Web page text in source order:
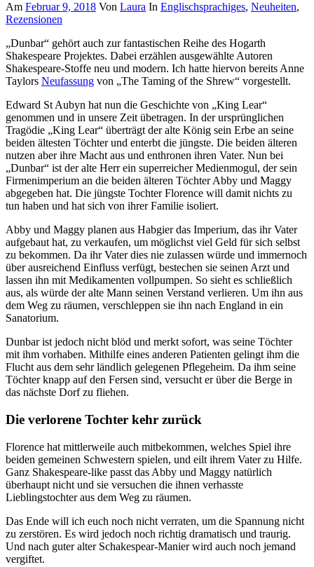
Am Februar 9, 2018 Von Laura In Englischsprachiges, Neuheiten,
Rezensionen
„Dunbar“ gehört auch zur fantastischen Reihe des Hogarth
Shakespeare Projektes. Dabei erzählen ausgewählte Autoren
Shakespeare-Stoffe neu und modern. Ich hatte hiervon bereits Anne
Taylors Neufassung von „The Taming of the Shrew“ vorgestellt.
Edward St Aubyn hat nun die Geschichte von „King Lear“
genommen und in unsere Zeit übetragen. In der ursprünglichen
Tragödie „King Lear“ überträgt der alte König sein Erbe an seine
beiden ältesten Töchter und enterbt die jüngste. Die beiden älteren
nutzen aber ihre Macht aus und enthronen ihren Vater. Nun bei
„Dunbar“ ist der alte Herr ein superreicher Medienmogul, der sein
Firmenimperium an die beiden älteren Töchter Abby und Maggy
abgegeben hat. Die jüngste Tochter Florence will damit nichts zu
tun haben und hat sich von ihrer Familie isoliert.
Abby und Maggy planen aus Habgier das Imperium, das ihr Vater
aufgebaut hat, zu verkaufen, um möglichst viel Geld für sich selbst
zu bekommen. Da ihr Vater dies nie zulassen würde und immernoch
über ausreichend Einfluss verfügt, bestechen sie seinen Arzt und
lassen ihn mit Medikamenten vollpumpen. So sieht es schließlich
aus, als würde der alte Mann seinen Verstand verlieren. Um ihn aus
dem Weg zu räumen, verschleppen sie ihn nach England in ein
Sanatorium.
Dunbar ist jedoch nicht blöd und merkt sofort, was seine Töchter
mit ihm vorhaben. Mithilfe eines anderen Patienten gelingt ihm die
Flucht aus dem sehr ländlich gelegenen Pflegeheim. Da ihm seine
Töchter knapp auf den Fersen sind, versucht er über die Berge in
das nächste Dorf zu fliehen.
Die verlorene Tochter kehr zurück
Florence hat mittlerweile auch mitbekommen, welches Spiel ihre
beiden gemeinen Schwestern spielen, und eilt ihrem Vater zu Hilfe.
Ganz Shakespeare-like passt das Abby und Maggy natürlich
überhaupt nicht und sie versuchen die ihnen verhasste
Lieblingstochter aus dem Weg zu räumen.
Das Ende will ich euch noch nicht verraten, um die Spannung nicht
zu zerstören. Es wird jedoch noch richtig dramatisch und traurig.
Und nach guter alter Schakespear-Manier wird auch noch jemand
vergiftet.